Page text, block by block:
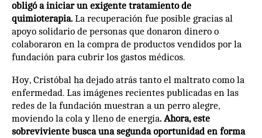
obligó a iniciar un exigente tratamiento de
quimioterapia. La recuperación fue posible gracias al
apoyo solidario de personas que donaron dinero o
colaboraron en la compra de productos vendidos por la
fundación para cubrir los gastos médicos.
Hoy, Cristóbal ha dejado atrás tanto el maltrato como la
enfermedad. Las imágenes recientes publicadas en las
redes de la fundación muestran a un perro alegre,
moviendo la cola y lleno de energía. Ahora, este
sobreviviente busca una segunda oportunidad en forma